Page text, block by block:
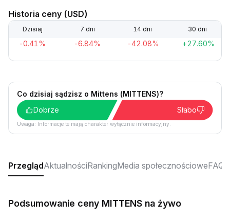
Historia ceny (USD)
Dzisiaj 7 dni 14 dni 30 dni
-0.41% -6.84% -42.08% +27.60%
Co dzisiaj sądzisz o Mittens (MITTENS)?
Dobrze
Słabo
Uwaga: Informacje te mają charakter wyłącznie informacyjny.
PrzeglądAktualnościRankingMedia społecznościoweFAQ
Podsumowanie ceny MITTENS na żywo